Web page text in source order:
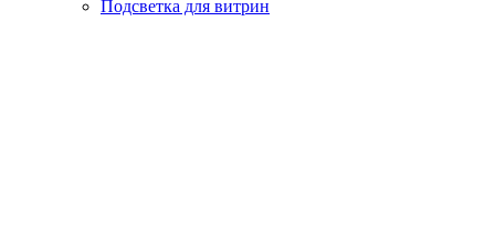
Подсветка для витрин